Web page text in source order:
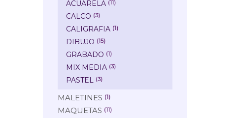
ACUARELA (11)
CALCO (3)
CALIGRAFIA (1)
DIBUJO (15)
GRABADO (1)
MIX MEDIA (3)
PASTEL (3)
MALETINES (1)
MAQUETAS (11)